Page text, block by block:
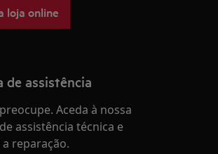
loja online
de assistência
Aceda à nossa
assistência técnica e
reparação.